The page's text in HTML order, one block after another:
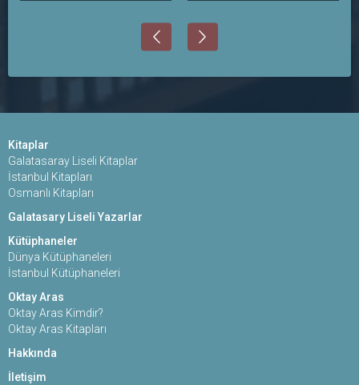
Kitaplar
Galatasaray Liseli Kitaplar
İstanbul Kitapları
Osmanlı Kitapları
Galatasary Liseli Yazarlar
Kütüphaneler
Dünya Kütüphaneleri
İstanbul Kütüphaneleri
Oktay Aras
Oktay Aras Kimdir?
Oktay Aras Kitapları
Hakkında
İletişim